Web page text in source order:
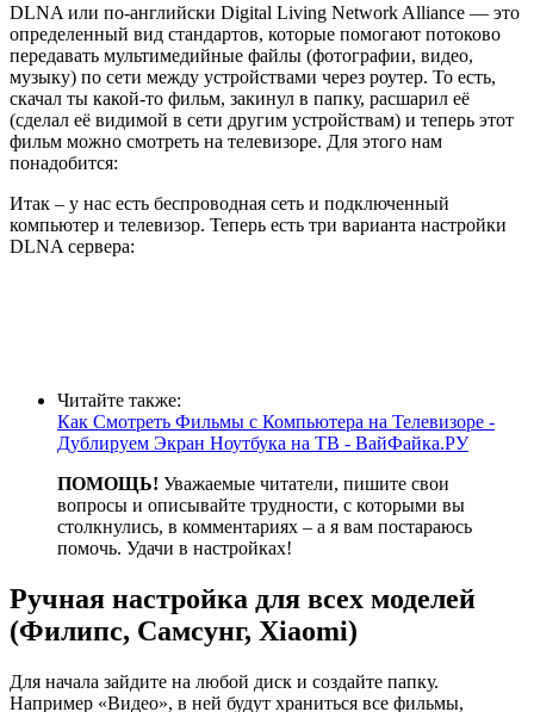
DLNA или по-английски Digital Living Network Alliance — это
определенный вид стандартов, которые помогают потоково
передавать мультимедийные файлы (фотографии, видео,
музыку) по сети между устройствами через роутер. То есть,
скачал ты какой-то фильм, закинул в папку, расшарил её
(сделал её видимой в сети другим устройствам) и теперь этот
фильм можно смотреть на телевизоре. Для этого нам
понадобится:
Итак – у нас есть беспроводная сеть и подключенный
компьютер и телевизор. Теперь есть три варианта настройки
DLNA сервера:
Читайте также:
Как Смотреть Фильмы с Компьютера на Телевизоре -
Дублируем Экран Ноутбука на ТВ - ВайФайка.РУ
ПОМОЩЬ! Уважаемые читатели, пишите свои
вопросы и описывайте трудности, с которыми вы
столкнулись, в комментариях – а я вам постараюсь
помочь. Удачи в настройках!
Ручная настройка для всех моделей
(Филипс, Самсунг, Xiaomi)
Для начала зайдите на любой диск и создайте папку.
Например «Видео», в ней будут храниться все фильмы,